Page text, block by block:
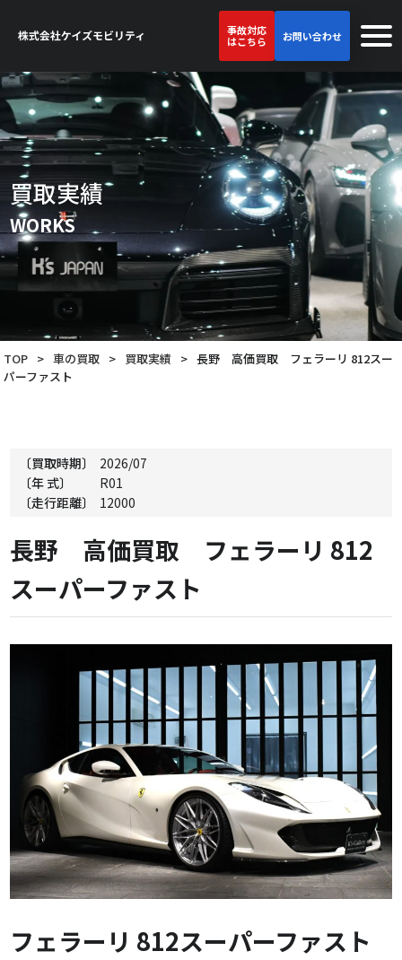
事故対応
はこちら
お問い合わせ
買取実績
WORKS
TOP > 車の買取 > 買取実績 > 長野 高価買取 フェラーリ 812スー
パーファスト
〔買取時期〕
2026/07
〔年 式〕
R01
〔走行距離〕
12000
長野 高価買取 フェラーリ 812
スーパーファスト
フェラーリ 812スーパーファスト